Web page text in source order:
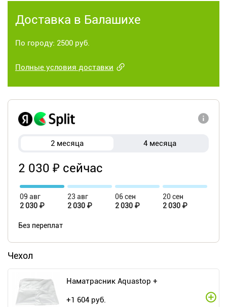
Доставка в Балашихе
По городу: 2500 руб.
Полные условия доставки
2 месяца 4 месяца
2 030 ₽ сейчас
09 авг
2 030 ₽
23 авг
2 030 ₽
06 сен
2 030 ₽
20 сен
2 030 ₽
Без переплат
Чехол
Наматрасник Aquastop +
+1 604 руб.